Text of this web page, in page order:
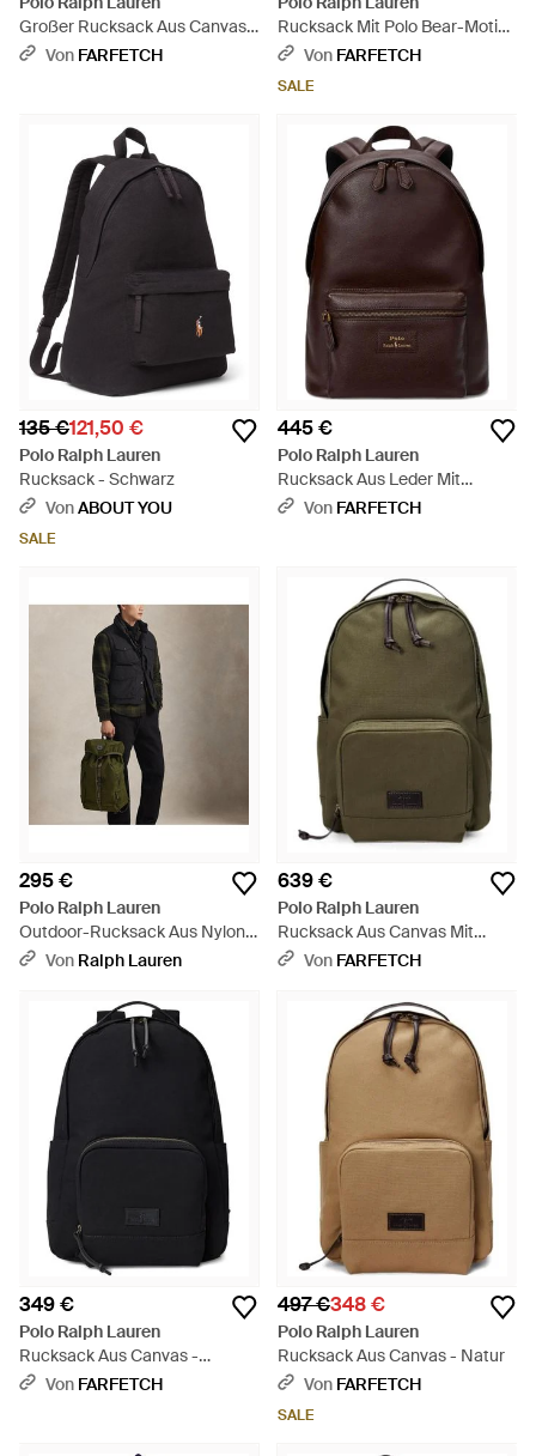
Großer Rucksack Aus Canvas -
Natur
Von FARFETCH
Rucksack Mit Polo Bear-Motiv -
BlauVon FARFETCH
SALE
135 €121,50 €
Polo Ralph Lauren
Rucksack - Schwarz
VonABOUT YOU
SALE
445 €
Polo Ralph Lauren
Rucksack Aus Leder Mit
Reißverschluss - Braun
Von FARFETCH
295 €
Polo Ralph Lauren
Outdoor-Rucksack Aus Nylon-
Oxford - Schwarz
Von Ralph Lauren
639 €
Polo Ralph Lauren
Rucksack Aus Canvas Mit
Lederbesatz - Grün
Von FARFETCH
349 €
Polo Ralph Lauren
Rucksack Aus Canvas -
Schwarz
Von FARFETCH
497 €348 €
Polo Ralph Lauren
Rucksack Aus Canvas - Natur
Von FARFETCH
SALE